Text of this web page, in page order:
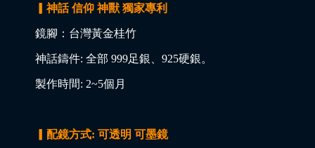
▎神話 信仰 神獸 獨家專利
鏡腳：台灣黃金桂竹
神話鑄件: 全部 999足銀、925硬銀。
製作時間: 2~5個月
▎配鏡方式: 可透明 可墨鏡